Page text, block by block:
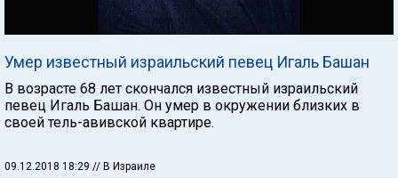
Умер известный израильский певец Игаль Башан
В возрасте 68 лет скончался известный израильский
певец Игаль Башан. Он умер в окружении близких в
своей тель-авивской квартире.
09.12.2018 18:29 // В Израиле